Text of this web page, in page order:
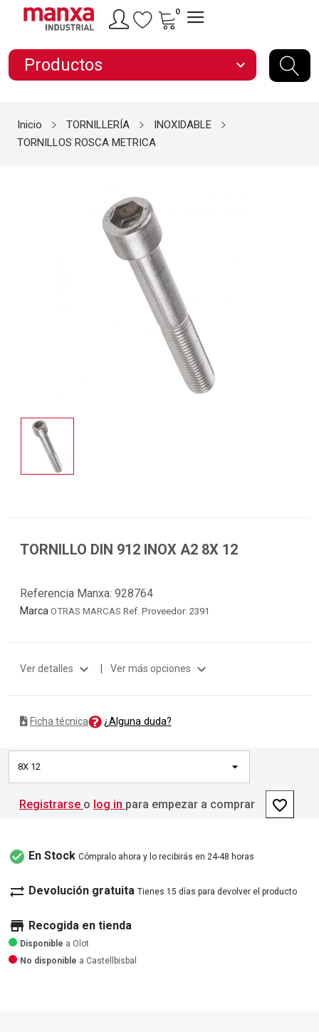
0
Productos expand_more
Inicio TORNILLERÍA
INOXIDABLE
TORNILLOS ROSCA METRICA
TORNILLO DIN 912 INOX A2 8X 12
Referencia Manxa: 928764
Marca OTRAS MARCAS Ref. Proveedor: 2391
Ver detalles expand_more | Ver más opciones expand_more
Ficha técnica ¿Alguna duda?
8X 12
Registrarse o log in para empezar a comprar favorite_border
check_circle En Stock Cómpralo ahora y lo recibirás en 24-48 horas
sync_alt Devolución gratuita Tienes 15 días para devolver el producto
store Recogida en tienda
Disponible a Olot
No disponible a Castellbisbal